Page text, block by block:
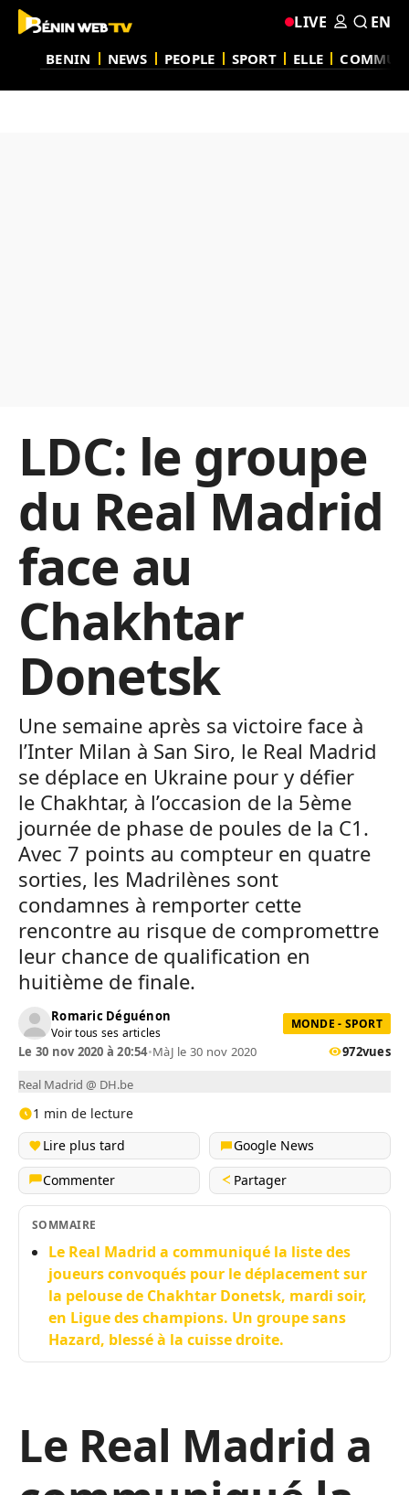
BENIN NEWS PEOPLE SPORT ELLE
LIVE EN
LDC: le groupe
du Real Madrid
face au
Chakhtar
Donetsk
Une semaine après sa victoire face à
l’Inter Milan à San Siro, le Real Madrid
se déplace en Ukraine pour y défier
le Chakhtar, à l’occasion de la 5ème
journée de phase de poules de la C1.
Avec 7 points au compteur en quatre
sorties, les Madrilènes sont
condamnes à remporter cette
rencontre au risque de compromettre
leur chance de qualification en
huitième de finale.
Romaric Déguénon
Voir tous ses articles
MONDE - SPORT
Le 30 nov 2020 à 20:54•MàJ le 30 nov 2020 972vues
Real Madrid @ DH.be
1 min de lecture
Lire plus tard
Google News
Commenter
Partager
SOMMAIRE
Le Real Madrid a communiqué la liste des
joueurs convoqués pour le déplacement sur
la pelouse de Chakhtar Donetsk, mardi soir,
en Ligue des champions. Un groupe sans
Hazard, blessé à la cuisse droite.
Le Real Madrid a